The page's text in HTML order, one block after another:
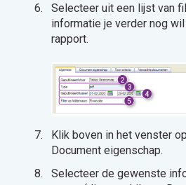
Selecteer uit een lijst van
informatie je verder nog
rapport.
Klik boven in het venster
Document eigenschap.
Selecteer de gewenste